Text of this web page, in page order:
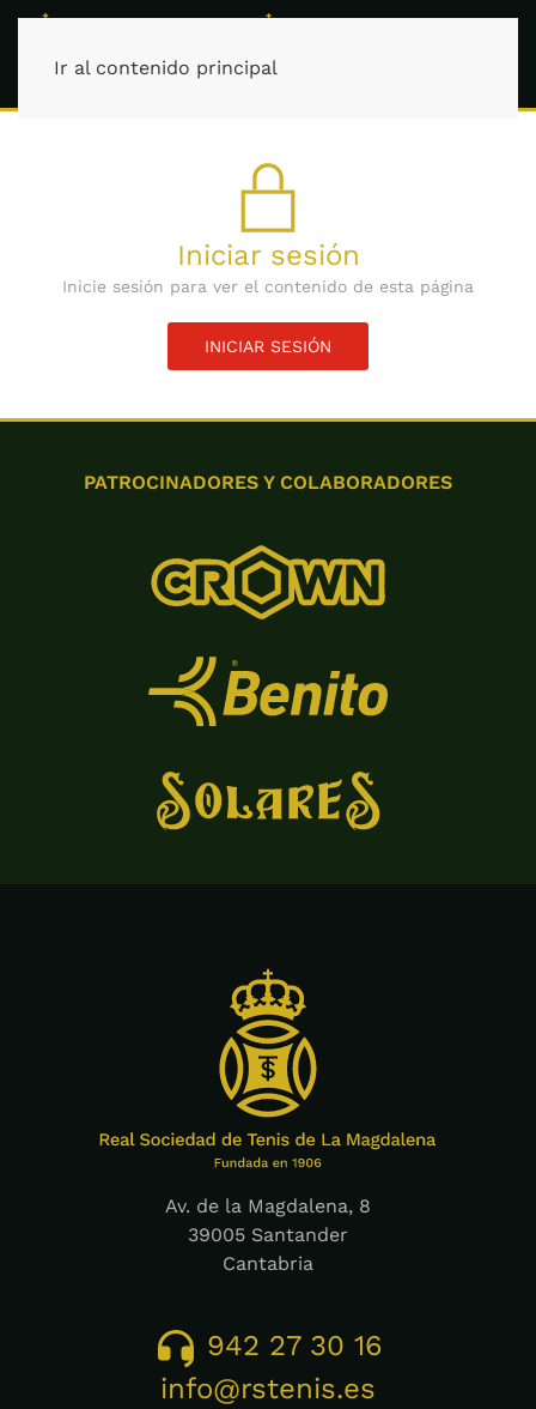
Ir al contenido principal
Iniciar sesión
Inicie sesión para ver el contenido de esta página
INICIAR SESIÓN
PATROCINADORES Y COLABORADORES
Av. de la Magdalena, 8
39005 Santander
Cantabria
942 27 30 16
info@rstenis.es